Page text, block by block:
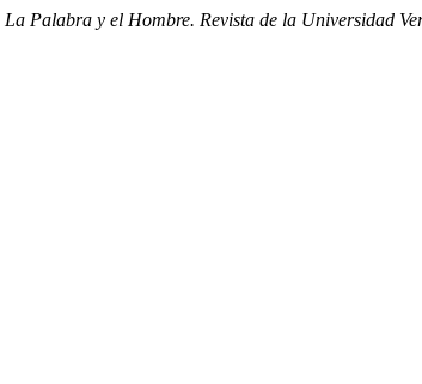
La Palabra y el Hombre. Revista de la Universidad